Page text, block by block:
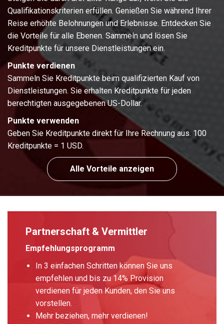
Qualifikationskriterien erfüllen. Genießen Sie während Ihrer
Reise erhöhte Belohnungen und Erlebnisse. Entdecken Sie
die Vorteile für alle Ebenen. Sammeln und lösen Sie
Kreditpunkte für unsere Dienstleistungen ein.
Punkte verdienen
Sammeln Sie Kreditpunkte beim qualifizierten Kauf von
Dienstleistungen. Sie erhalten Kreditpunkte für jeden
berechtigten ausgegebenen US-Dollar.
Punkte verwenden
Geben Sie Kreditpunkte direkt für Ihre Rechnung aus. 100
Kreditpunkte = 1 USD.
Alle Vorteile anzeigen
Partnerschaft & Vermittler
Empfehlungsprogramm
In 3 einfachen Schritten können Sie uns
empfehlen und bis zu 14% Provision
verdienen für jeden Kunden, den Sie uns
vorstellen.
Mehr beziehen, mehr verdienen!